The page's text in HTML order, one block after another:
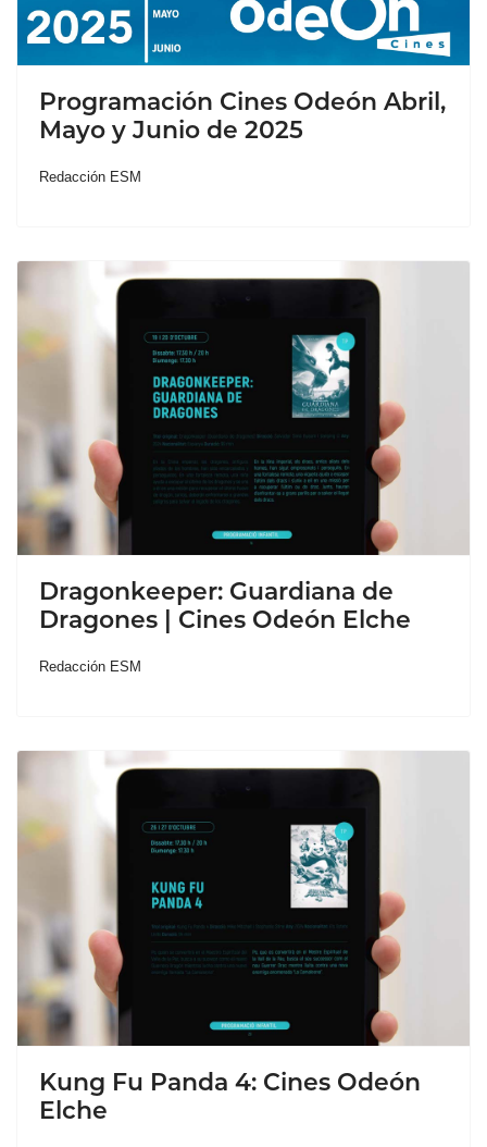
Programación Cines Odeón Abril,
Mayo y Junio de 2025
Redacción ESM
Dragonkeeper: Guardiana de
Dragones | Cines Odeón Elche
Redacción ESM
Kung Fu Panda 4: Cines Odeón
Elche